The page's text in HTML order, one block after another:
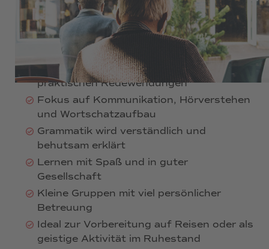
Laufzeit: 3 Monate
zwei Unterrichtseinheiten (=90 Minuten)
pro Woche Unterricht am Vormittag –
ruhig, strukturiert und altersgerecht
Vermittlung von Alltagssprache und
praktischen Redewendungen
Fokus auf Kommunikation, Hörverstehen
und Wortschatzaufbau
Grammatik wird verständlich und
behutsam erklärt
Lernen mit Spaß und in guter
Gesellschaft
Kleine Gruppen mit viel persönlicher
Betreuung
Ideal zur Vorbereitung auf Reisen oder als
geistige Aktivität im Ruhestand